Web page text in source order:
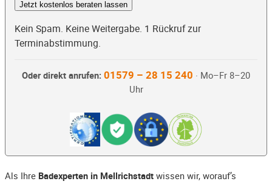
Jetzt kostenlos beraten lassen
Kein Spam. Keine Weitergabe. 1 Rückruf zur
Terminabstimmung.
Oder direkt anrufen: 01579 – 28 15 240 · Mo–Fr 8–20
Uhr
Als Ihre Badexperten in Mellrichstadt wissen wir, worauf’s